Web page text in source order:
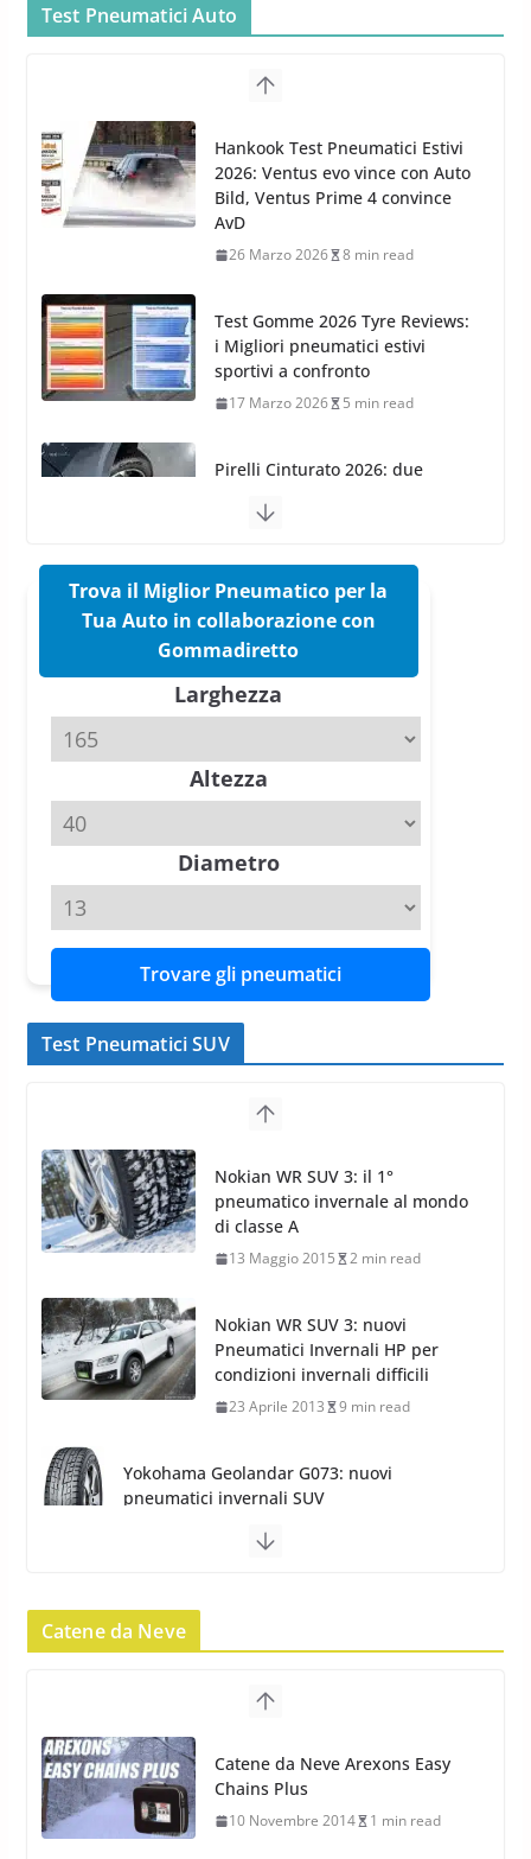
26 Marzo 2025 2 min read
Azoto
26 Marzo 2025 2 min read
Test Pneumatici Auto
Hankook Test Pneumatici Estivi
2026: Ventus evo vince con Auto
Bild, Ventus Prime 4 convince
AvD
26 Marzo 2026 8 min read
Test Gomme 2026 Tyre Reviews:
i Migliori pneumatici estivi
sportivi a confronto
17 Marzo 2026 5 min read
Pirelli Cinturato 2026: due
confermano il salto tecnico del
Pirelli P Zero Trofeo RS: per
slick da battere
20 Aprile 2026 4 min read
Michelin Pilot Sport 4 S – Test
su Range Rover Sport D350 HST
11 Aprile 2026 15 min read
Trova il Miglior Pneumatico per la
Tua Auto in collaborazione con
Gommadiretto
Larghezza
Altezza
Diametro
Trovare gli pneumatici
Test Pneumatici SUV
Nokian WR SUV 3: il 1°
pneumatico invernale al mondo
di classe A
13 Maggio 2015 2 min read
Nokian WR SUV 3: nuovi
Pneumatici Invernali HP per
condizioni invernali difficili
23 Aprile 2013 9 min read
Yokohama Geolandar G073: nuovi
pneumatici invernali SUV
17 Febbraio 2022 6 min read
Stagioni 2022
17 Febbraio 2022
Catene da Neve
Catene da Neve Arexons Easy
Chains Plus
10 Novembre 2014 1 min read